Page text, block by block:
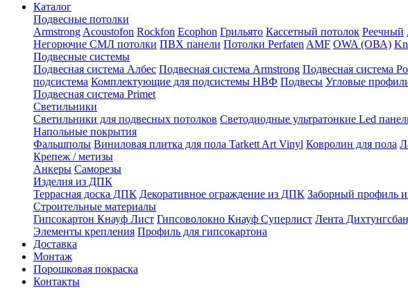
Каталог
Подвесные потолки
Armstrong Acoustofon Rockfon Ecophon Грильято Кассетный потолок Реечный
Негорючие СМЛ потолки ПВХ панели Потолки Perfaten AMF OWA (ОВА)
Подвесные системы
Подвесная система Албес Подвесная система Armstrong Подвесная система
подсистема Комплектующие для подсистемы НВФ Подвесы Угловые
Подвесная система Primet
Светильники
Светильники для подвесных потолков Светодиодные ультратонкие Led
Напольные покрытия
Фальшполы Виниловая плитка для пола Tarkett Art Vinyl Ковролин для пола
Крепеж / метизы
Анкеры Саморезы
Изделия из ДПК
Террасная доска ДПК Декоративное ограждение из ДПК Заборный профиль
Строительные материалы
Гипсокартон Кнауф Лист Гипсоволокно Кнауф Суперлист Лента
Элементы крепления Профиль для гипсокартона
Доставка
Монтаж
Порошковая покраска
Контакты